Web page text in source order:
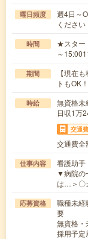
曜日頻度
週4日～
ください
時間
★スター
～
期間
【現在
トもOK！
時給
無資格
日収1万
交通費
交通費全
仕事内容
看護助手
▼病院の
は…＞〇
応募資格
職種未経
要
無資格
採用予